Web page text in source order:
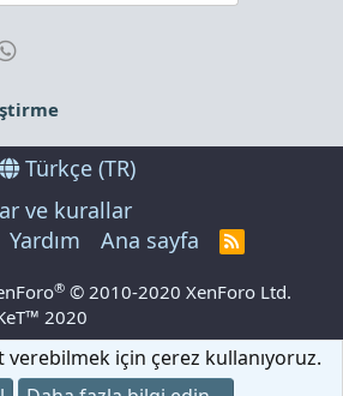
Türkçe (TR)
ve kurallar
Yardım Ana sayfa
R
S
® © 2010-2020 XenForo Ltd.
2020
verebilmek için çerez kullanıyoruz.